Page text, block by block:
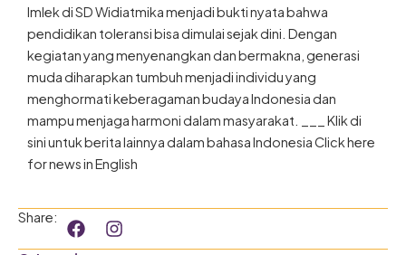
Imlek di SD Widiatmika menjadi bukti nyata bahwa
pendidikan toleransi bisa dimulai sejak dini. Dengan
kegiatan yang menyenangkan dan bermakna, generasi
muda diharapkan tumbuh menjadi individu yang
menghormati keberagaman budaya Indonesia dan
mampu menjaga harmoni dalam masyarakat. ___ Klik di
sini untuk berita lainnya dalam bahasa Indonesia Click here
for news in English
Share:
F
a
I
n